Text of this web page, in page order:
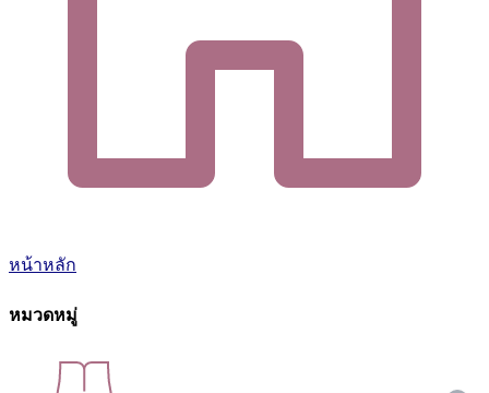
หน้าหลัก
หมวดหมู่